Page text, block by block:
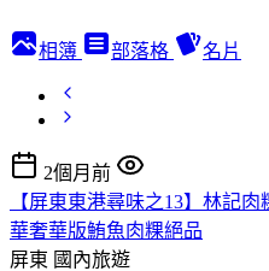
相簿 部落格 名片
2個月前
【屏東東港尋味之13】林記
華奢華版鮪魚肉粿絕品
屏東 國內旅遊